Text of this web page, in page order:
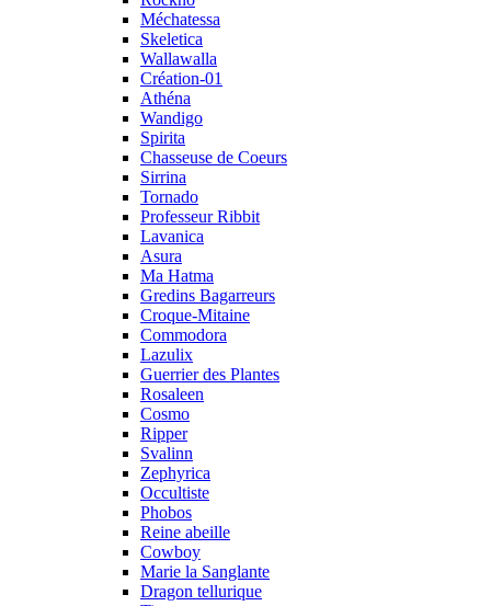
Méchatessa
Skeletica
Wallawalla
Création-01
Athéna
Wandigo
Spirita
Chasseuse de Coeurs
Sirrina
Tornado
Professeur Ribbit
Lavanica
Asura
Ma Hatma
Gredins Bagarreurs
Croque-Mitaine
Commodora
Lazulix
Guerrier des Plantes
Rosaleen
Cosmo
Ripper
Svalinn
Zephyrica
Occultiste
Phobos
Reine abeille
Cowboy
Marie la Sanglante
Dragon tellurique